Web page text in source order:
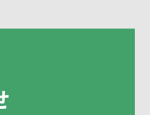
内
- 17:00